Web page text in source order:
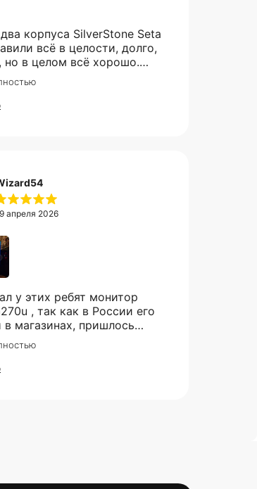
корпуса SilverStone Seta
всё в целости, долго,
но в целом всё хорошо.
продавца.
апреля 2026
у этих ребят монитор
, так как в России его
в магазинах, пришлось
из Китая. Были сначало
, так как монитор
не дешёвый и хрупкий